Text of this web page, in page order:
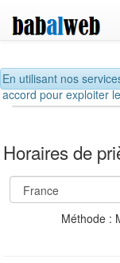
En utilisant nos
accord pour exploiter
Horaires de
Méthode :